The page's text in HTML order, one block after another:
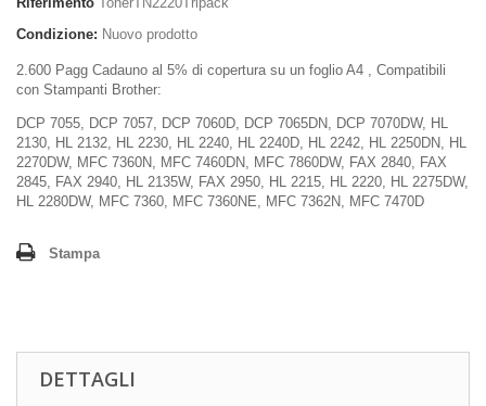
Condizione: Nuovo prodotto
2.600 Pagg Cadauno al 5% di copertura su un foglio A4 , Compatibili
con Stampanti Brother:
DCP 7055, DCP 7057, DCP 7060D, DCP 7065DN, DCP 7070DW, HL
2130, HL 2132, HL 2230, HL 2240, HL 2240D, HL 2242, HL 2250DN, HL
2270DW, MFC 7360N, MFC 7460DN, MFC 7860DW, FAX 2840, FAX
2845, FAX 2940, HL 2135W, FAX 2950, HL 2215, HL 2220, HL 2275DW,
HL 2280DW, MFC 7360, MFC 7360NE, MFC 7362N, MFC 7470D
Stampa
DETTAGLI